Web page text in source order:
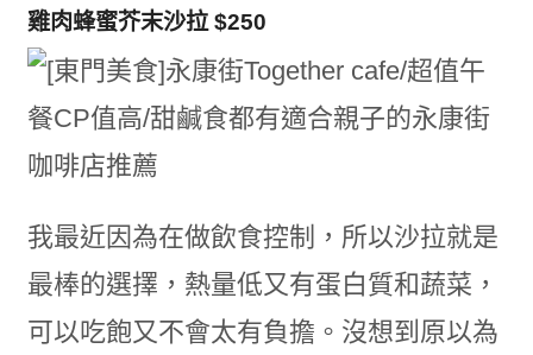
雞肉蜂蜜芥末沙拉 $250
我最近因為在做飲食控制，所以沙拉就是
最棒的選擇，熱量低又有蛋白質和蔬菜，
可以吃飽又不會太有負擔。沒想到原以為